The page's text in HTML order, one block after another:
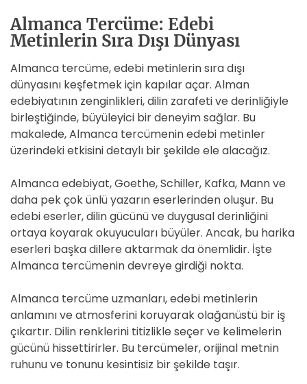
Almanca Tercüme: Edebi
Metinlerin Sıra Dışı Dünyası
Almanca tercüme, edebi metinlerin sıra dışı
dünyasını keşfetmek için kapılar açar. Alman
edebiyatının zenginlikleri, dilin zarafeti ve derinliğiyle
birleştiğinde, büyüleyici bir deneyim sağlar. Bu
makalede, Almanca tercümenin edebi metinler
üzerindeki etkisini detaylı bir şekilde ele alacağız.
Almanca edebiyat, Goethe, Schiller, Kafka, Mann ve
daha pek çok ünlü yazarın eserlerinden oluşur. Bu
edebi eserler, dilin gücünü ve duygusal derinliğini
ortaya koyarak okuyucuları büyüler. Ancak, bu harika
eserleri başka dillere aktarmak da önemlidir. İşte
Almanca tercümenin devreye girdiği nokta.
Almanca tercüme uzmanları, edebi metinlerin
anlamını ve atmosferini koruyarak olağanüstü bir iş
çıkartır. Dilin renklerini titizlikle seçer ve kelimelerin
gücünü hissettirirler. Bu tercümeler, orijinal metnin
ruhunu ve tonunu kesintisiz bir şekilde taşır.